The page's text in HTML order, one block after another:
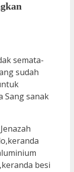
semata-
sudah
Sang sanak